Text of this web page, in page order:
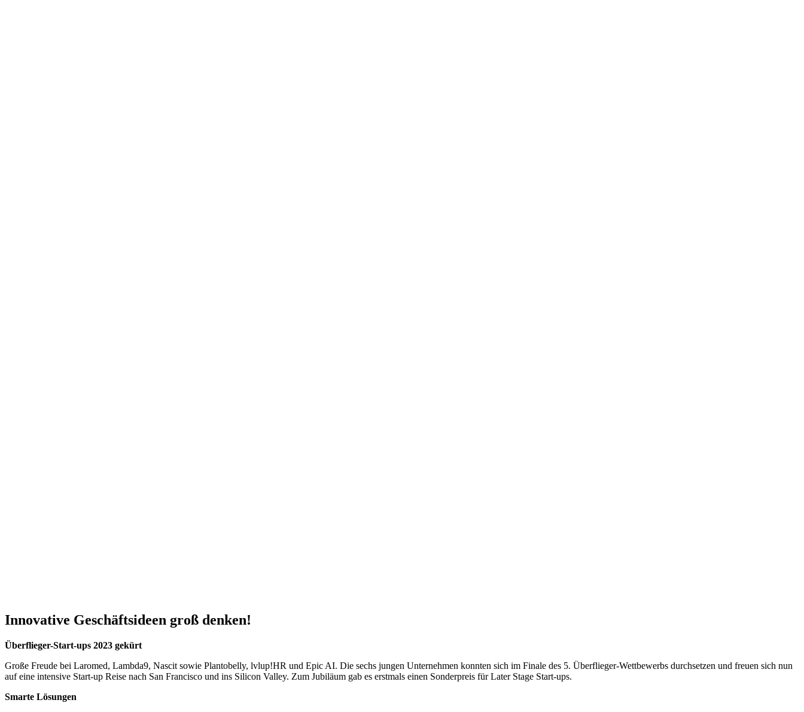
Innovative Geschäftsideen groß denken!
Überflieger-Start-ups 2023 gekürt
Große Freude bei Laromed, Lambda9, Nascit sowie Plantobelly, lvlup!HR und Epic AI. Die sechs jungen Unternehmen konnten sich im Finale des 5. Überflieger-Wettbewerbs durchsetzen und freuen sich nun
auf eine intensive Start-up Reise nach San Francisco und ins Silicon Valley. Zum Jubiläum gab es erstmals einen Sonderpreis für Later Stage Start-ups.
Smarte Lösungen